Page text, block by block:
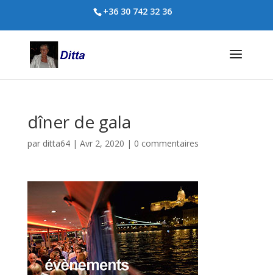
+36 30 742 32 36
dîner de gala
par ditta64| Avr 2, 2020 | 0 commentaires